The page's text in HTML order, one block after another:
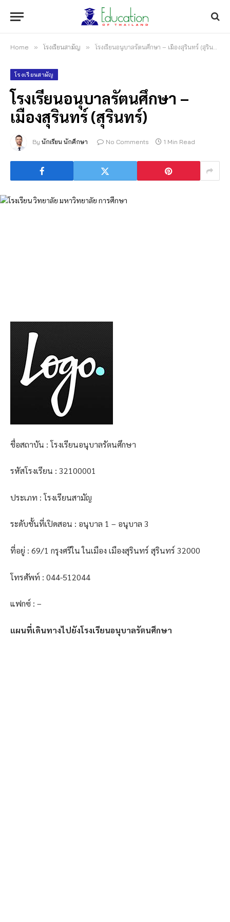
Home » โรงเรียนสามัญ » โรงเรียนอนุบาลรัตนศึกษา – เมืองสุรินทร์ (สุรินทร์)
โรงเรียนสามัญ
โรงเรียนอนุบาลรัตนศึกษา –
เมืองสุรินทร์ (สุรินทร์)
By นักเรียน นักศึกษา No Comments 1 Min Read
ชื่อสถาบัน : โรงเรียนอนุบาลรัตนศึกษา
รหัสโรงเรียน : 32100001
ประเภท : โรงเรียนสามัญ
ระดับชั้นที่เปิดสอน : อนุบาล 1 – อนุบาล 3
ที่อยู่ : 69/1 กรุงศรีใน ในเมือง เมืองสุรินทร์ สุรินทร์ 32000
โทรศัพท์ : 044-512044
แฟกซ์ : –
แผนที่เดินทางไปยังโรงเรียนอนุบาลรัตนศึกษา